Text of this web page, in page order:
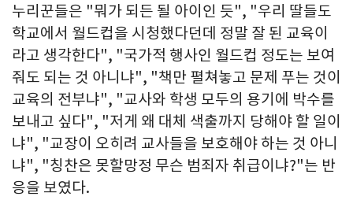
누리꾼들은 "뭐가 되든 될 아이인 듯", "우리 딸들도
학교에서 월드컵을 시청했다던데 정말 잘 된 교육이
라고 생각한다", "국가적 행사인 월드컵 정도는 보여
줘도 되는 것 아니냐", "책만 펼쳐놓고 문제 푸는 것이
교육의 전부냐", "교사와 학생 모두의 용기에 박수를
보내고 싶다", "저게 왜 대체 색출까지 당해야 할 일이
냐", "교장이 오히려 교사들을 보호해야 하는 것 아니
냐", "칭찬은 못할망정 무슨 범죄자 취급이냐?"는 반
응을 보였다.